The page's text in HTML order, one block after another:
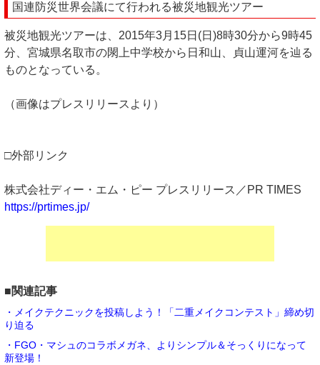
国連防災世界会議にて行われる被災地観光ツアー
被災地観光ツアーは、2015年3月15日(日)8時30分から9時45
分、宮城県名取市の閖上中学校から日和山、貞山運河を辿る
ものとなっている。
（画像はプレスリリースより）
□外部リンク
株式会社ディー・エム・ピー プレスリリース／PR TIMES
https://prtimes.jp/
■関連記事
・メイクテクニックを投稿しよう！「二重メイクコンテスト」締め切
り迫る
・FGO・マシュのコラボメガネ、よりシンプル＆そっくりになって
新登場！